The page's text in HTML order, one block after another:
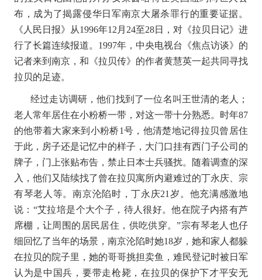
布，成为了揭露侵华日军南京大屠杀罪行的重要证据。
《人民日报》从1996年12 月 24至28日，对《拉贝日记》进
行了长篇连续报道。 1997年，中央电视台《焦点访谈》的
记者来到南京，和《拉贝传》的作者黄慧英一起共同寻找
拉贝的足迹。
经过走访调研，他们找到了一位名叫王世清的老人；
老人常年居住在小粉桥一带，对这一带十分熟悉。时年87
的他带着大家来到小粉桥1号，他清楚地记得拉贝曾居住
于此，房子还是记忆中的样子，大门口挂有西门子公司的
牌子，门上张贴布告，禁止日本士兵骚扰。随着调查的深
入，他们又陆续找了曾在拉贝寓所内避难过的丁永庆、宗
有琴老人等。南京沦陷时，丁永庆21 岁。他充满感激地
说： “艾拉培是个大个子，待人很好。他在院子内搭有芦
席棚，让周围的居民居住，供吃供穿。”宗有琴老人也仔
细回忆了当年的场景，南京沦陷时她18岁，她和家人都躲
在拉贝的院子里，她的哥哥挑担卖鱼，难民登记时被日军
认为是中国兵，要带走枪毙，在拉贝的保护下才平安无